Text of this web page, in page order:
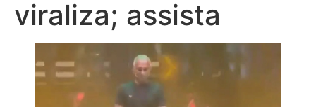
viraliza; assista